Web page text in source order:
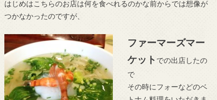
はじめはこちらのお店は何を食べれるのかな前からでは想像が
つかなかったのですが、
ファーマーズマー
ケット での出店したの
で
その時にフォーなどのベ